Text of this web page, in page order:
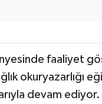
faaliyet
okuryazarlığı
devam